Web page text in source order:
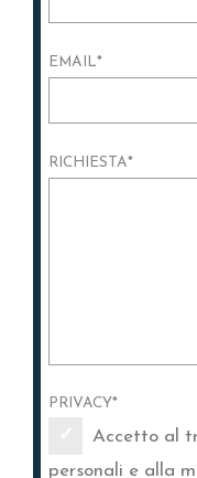
EMAIL*
RICHIESTA*
PRIVACY*
Accetto al
personali e alla